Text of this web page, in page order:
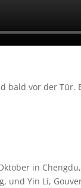
vor der Tür.
in
und Yin Li,